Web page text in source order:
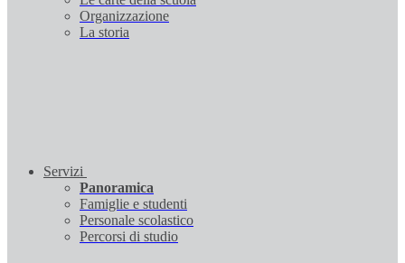
Organizzazione
La storia
Servizi
Panoramica
Famiglie e studenti
Personale scolastico
Percorsi di studio